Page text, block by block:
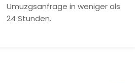
Umuzgsanfrage in weniger als
24 Stunden.